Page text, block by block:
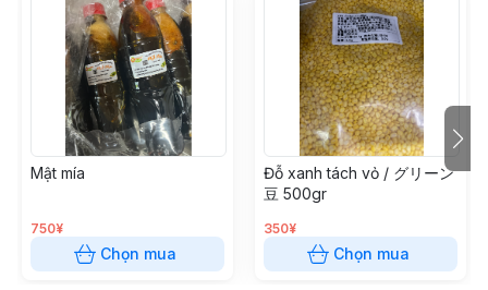
Mật mía
750¥
Chọn mua
Đỗ xanh tách vỏ / グリーン
豆 500gr
350¥
Chọn mua